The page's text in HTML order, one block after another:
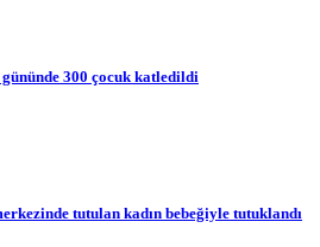
gününde 300 çocuk katledildi
tutulan kadın bebeğiyle tutuklandı